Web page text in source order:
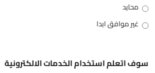
محايد
غير موافق ابدا
سوف اتعلم استخدام الخدمات الالكترونية